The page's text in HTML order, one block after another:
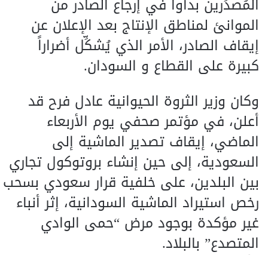
المُصدِّرين بدأوا في إرجاع الصادر من
الموانئ لمناطق الإنتاج بعد الإعلان عن
إيقاف الصادر، الأمر الذي يُشكِّل أضراراً
كبيرة على القطاع و السودان.
وكان وزير الثروة الحيوانية عادل فرح قد
أعلن، في مؤتمر صحفي يوم الأربعاء
الماضي، إيقاف تصدير الماشية إلى
السعودية، إلى حين إنشاء بروتوكول تجاري
بين البلدين، على خلفية قرار سعودي بسحب
رخص استيراد الماشية السودانية، إثر أنباء
غير مؤكدة بوجود مرض “حمى الوادي
المتصدع” بالبلاد.